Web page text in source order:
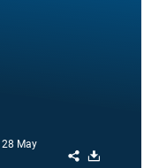
28 May
Share